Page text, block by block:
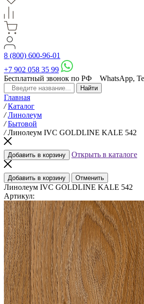
8 (800) 600-96-01
+7 902 058 35 99
Бесплатный звонок по РФ
WhatsApp,
Главная
/ Каталог
/ Линолеум
/ Бытовой
/ Линолеум IVC GOLDLINE KALE 542
Добавить в корзину Открыть в каталоге
Добавить в корзину Отменить
Линолеум IVC GOLDLINE KALE 542
Артикул: